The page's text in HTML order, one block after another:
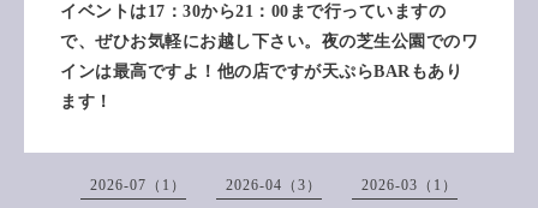
イベントは17：30から21：00まで行っていますの
で、ぜひお気軽にお越し下さい。夜の芝生公園でのワ
インは最高ですよ！他の店ですが天ぷらBARもあり
ます！
2026-07（1） 2026-04（3） 2026-03（1）